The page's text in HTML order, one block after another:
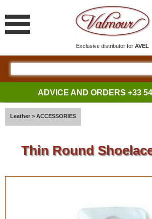
Exclusive distributor forAVEL
ADVICE AND ORDERS +33
Leather > ACCESSORIES
Thin Round